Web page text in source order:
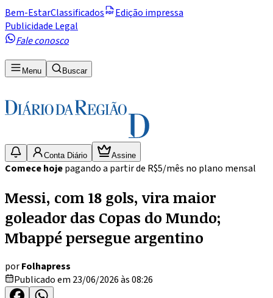
Bem-EstarClassificados
Edição impressa
Publicidade Legal
Fale conosco
Menu Buscar
Conta Diário Assine
Comece hojepagando a partir de R$5/mês no plano mensal
Messi, com 18 gols, vira maior
goleador das Copas do Mundo;
Mbappé persegue argentino
porFolhapress
Publicado em 23/06/2026 às 08:26